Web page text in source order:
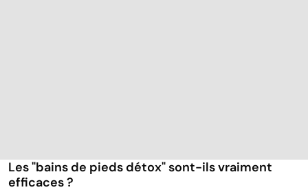
Les "bains de pieds détox" sont-ils vraiment
efficaces ?